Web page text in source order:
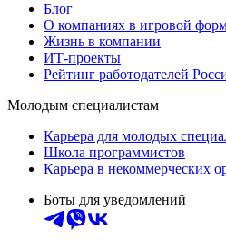
Блог
О компаниях в игровой
Жизнь в компании
ИТ-проекты
Рейтинг работодателей
Молодым специалистам
Карьера для молодых
Школа программистов
Карьера в некоммерческих
Боты для уведомлений